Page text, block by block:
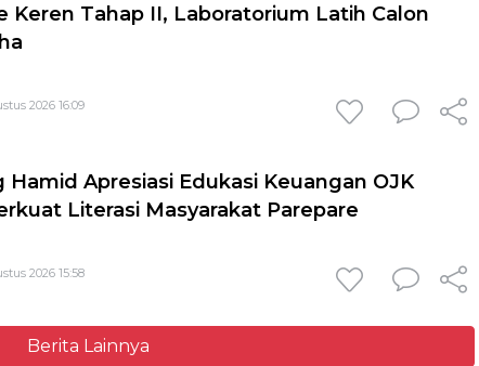
Keren Tahap II, Laboratorium Latih Calon
2026 16:09
Hamid Apresiasi Edukasi Keuangan OJK
Literasi Masyarakat Parepare
2026 15:58
Berita Lainnya